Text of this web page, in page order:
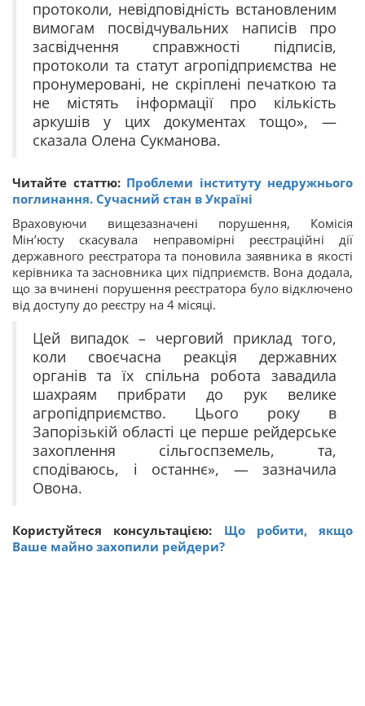
протоколи, невідповідність встановленим
вимогам посвідчувальних написів про
засвідчення справжності підписів,
протоколи та статут агропідприємства не
пронумеровані, не скріплені печаткою та
не містять інформації про кількість
аркушів у цих документах тощо», —
сказала Олена Сукманова.
Читайте статтю: Проблеми інституту недружнього
поглинання. Сучасний стан в Україні
Враховуючи вищезазначені порушення, Комісія
Мін’юсту скасувала неправомірні реєстраційні дії
державного реєстратора та поновила заявника в якості
керівника та засновника цих підприємств. Вона додала,
що за вчинені порушення реєстратора було відключено
від доступу до реєстру на 4 місяці.
Цей випадок – черговий приклад того,
коли своєчасна реакція державних
органів та їх спільна робота завадила
шахраям прибрати до рук велике
агропідприємство. Цього року в
Запорізькій області це перше рейдерське
захоплення сільгоспземель, та,
сподіваюсь, і останнє», — зазначила
Овона.
Користуйтеся консультацією: Що робити, якщо
Ваше майно захопили рейдери?